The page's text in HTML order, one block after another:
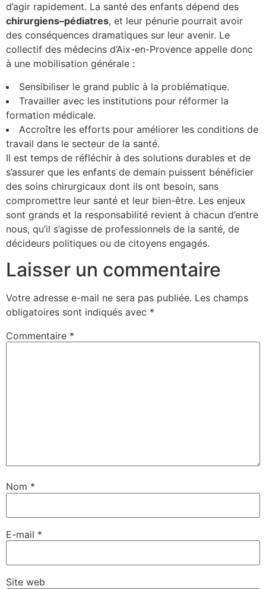
d’agir rapidement. La santé des enfants dépend des
chirurgiens–pédiatres, et leur pénurie pourrait avoir
des conséquences dramatiques sur leur avenir. Le
collectif des médecins d’Aix-en-Provence appelle donc
à une mobilisation générale :
Sensibiliser le grand public à la problématique.
Travailler avec les institutions pour réformer la
formation médicale.
Accroître les efforts pour améliorer les conditions de
travail dans le secteur de la santé.
Il est temps de réfléchir à des solutions durables et de
s’assurer que les enfants de demain puissent bénéficier
des soins chirurgicaux dont ils ont besoin, sans
compromettre leur santé et leur bien-être. Les enjeux
sont grands et la responsabilité revient à chacun d’entre
nous, qu’il s’agisse de professionnels de la santé, de
décideurs politiques ou de citoyens engagés.
Laisser un commentaire
Votre adresse e-mail ne sera pas publiée. Les champs
obligatoires sont indiqués avec *
Commentaire *
Nom *
E-mail *
Site web